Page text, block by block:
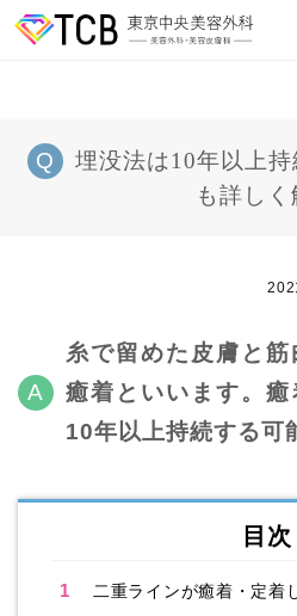
埋没法は10年以上
も詳しく
糸で留めた皮膚と
癒着といいます。
10年以上持続する可
目次
1
二重ラインが癒着・定着